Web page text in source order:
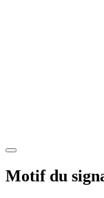
Motif du